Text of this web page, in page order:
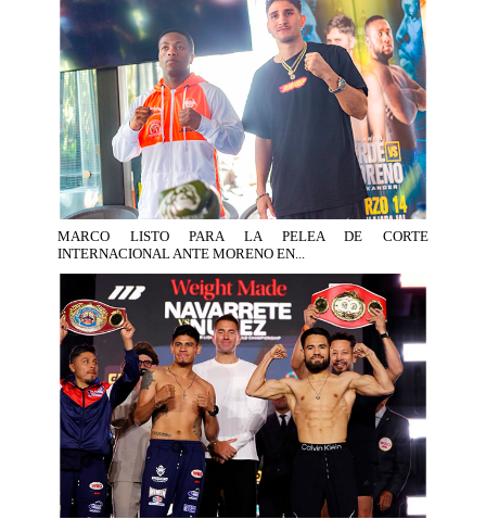
MARCO LISTO PARA LA PELEA DE CORTE
INTERNACIONAL ANTE MORENO EN...